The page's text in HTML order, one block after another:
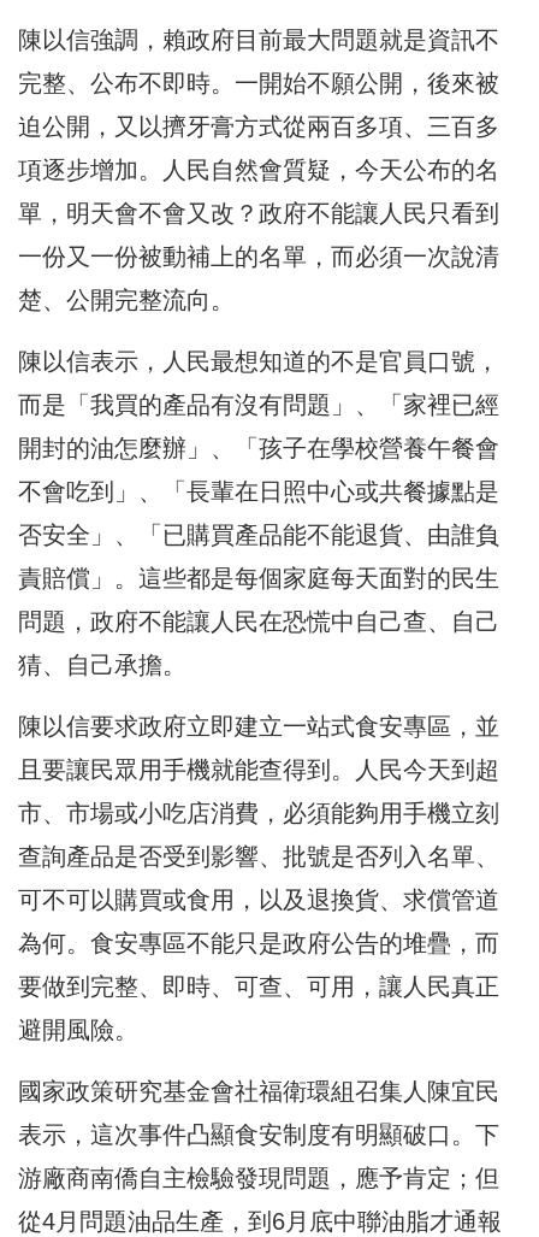
陳以信強調，賴政府目前最大問題就是資訊不
完整、公布不即時。一開始不願公開，後來被
迫公開，又以擠牙膏方式從兩百多項、三百多
項逐步增加。人民自然會質疑，今天公布的名
單，明天會不會又改？政府不能讓人民只看到
一份又一份被動補上的名單，而必須一次說清
楚、公開完整流向。
陳以信表示，人民最想知道的不是官員口號，
而是「我買的產品有沒有問題」、「家裡已經
開封的油怎麼辦」、「孩子在學校營養午餐會
不會吃到」、「長輩在日照中心或共餐據點是
否安全」、「已購買產品能不能退貨、由誰負
責賠償」。這些都是每個家庭每天面對的民生
問題，政府不能讓人民在恐慌中自己查、自己
猜、自己承擔。
陳以信要求政府立即建立一站式食安專區，並
且要讓民眾用手機就能查得到。人民今天到超
市、市場或小吃店消費，必須能夠用手機立刻
查詢產品是否受到影響、批號是否列入名單、
可不可以購買或食用，以及退換貨、求償管道
為何。食安專區不能只是政府公告的堆疊，而
要做到完整、即時、可查、可用，讓人民真正
避開風險。
國家政策研究基金會社福衛環組召集人陳宜民
表示，這次事件凸顯食安制度有明顯破口。下
游廠商南僑自主檢驗發現問題，應予肯定；但
從4月問題油品生產，到6月底中聯油脂才通報